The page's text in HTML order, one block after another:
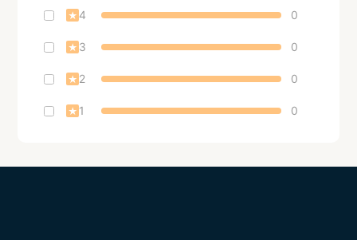
★ 4 0
★ 3 0
★ 2 0
★ 1 0